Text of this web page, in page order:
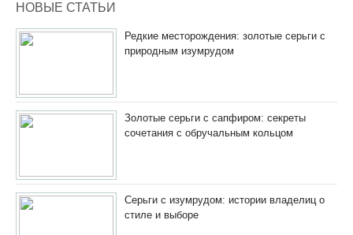
НОВЫЕ СТАТЬИ
Редкие месторождения: золотые серьги с
природным изумрудом
Золотые серьги с сапфиром: секреты
сочетания с обручальным кольцом
Серьги с изумрудом: истории владелиц о
стиле и выборе